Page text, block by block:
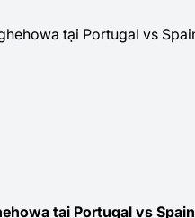
tại Portugal vs Spain